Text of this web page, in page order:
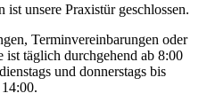
unsere Praxistür geschlossen.
Terminvereinbarungen oder
ist täglich durchgehend ab 8:00
und donnerstags bis